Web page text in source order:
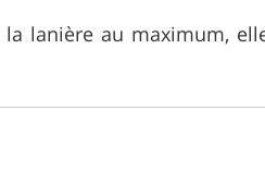
lanière au maximum,